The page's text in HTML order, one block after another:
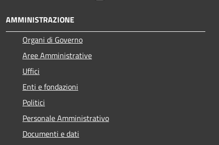
AMMINISTRAZIONE
Organi di Governo
Aree Amministrative
Uffici
Enti e fondazioni
Politici
Personale Amministrativo
Documenti e dati